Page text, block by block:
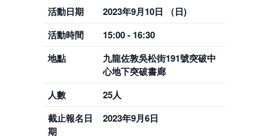
活動日期
2023年9月10日 （日)
活動時間
15:00 - 16:30
地點
九龍佐敦吳松街191號突破中
心地下突破書廊
人數
25人
截止報名日
期
2023年9月6日